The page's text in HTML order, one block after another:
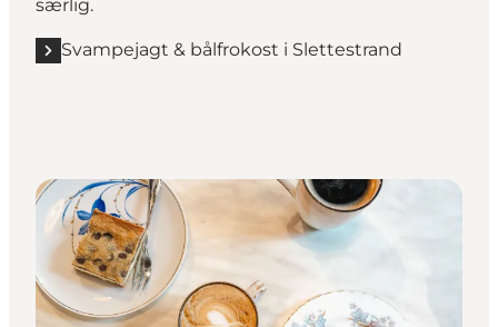
særlig.
Svampejagt & bålfrokost i Slettestrand